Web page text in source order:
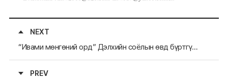
NEXT
“Ивами мөнгөний орд” Дэлхийн соёлын өвд бүртгүүлэх өргөдөл гардуулав
PREV